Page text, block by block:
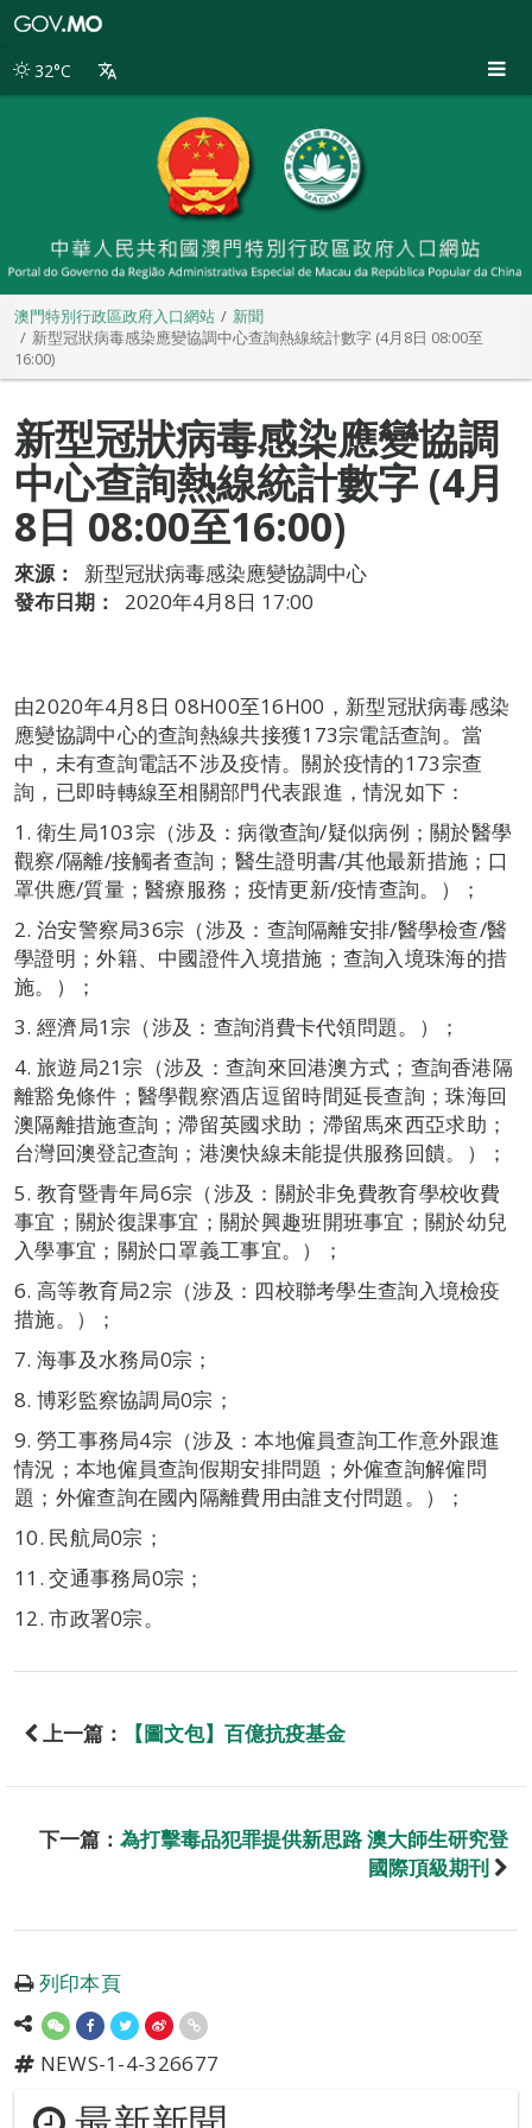
別
32°C
澳門特別行政區政府入口網站
新聞
新型冠狀病毒感染應變協調中心查詢熱線統計數字 (4月8日 08:00至
16:00)
新型冠狀病毒感染應變協調
中心查詢熱線統計數字 (4月
8日 08:00至16:00)
來源：
新型冠狀病毒感染應變協調中心
發布日期：
2020年4月8日 17:00
由2020年4月8日 08H00至16H00，新型冠狀病毒感染
應變協調中心的查詢熱線共接獲173宗電話查詢。當
中，未有查詢電話不涉及疫情。關於疫情的173宗查
詢，已即時轉線至相關部門代表跟進，情況如下：
1. 衛生局103宗（涉及：病徵查詢/疑似病例；關於醫學
觀察/隔離/接觸者查詢；醫生證明書/其他最新措施；口
罩供應/質量；醫療服務；疫情更新/疫情查詢。）；
2. 治安警察局36宗（涉及：查詢隔離安排/醫學檢查/醫
學證明；外籍、中國證件入境措施；查詢入境珠海的措
施。）；
3. 經濟局1宗（涉及：查詢消費卡代領問題。）；
4. 旅遊局21宗（涉及：查詢來回港澳方式；查詢香港隔
離豁免條件；醫學觀察酒店逗留時間延長查詢；珠海回
澳隔離措施查詢；滯留英國求助；滯留馬來西亞求助；
台灣回澳登記查詢；港澳快線未能提供服務回饋。）；
5. 教育暨青年局6宗（涉及：關於非免費教育學校收費
事宜；關於復課事宜；關於興趣班開班事宜；關於幼兒
入學事宜；關於口罩義工事宜。）；
6. 高等教育局2宗（涉及：四校聯考學生查詢入境檢疫
措施。）；
7. 海事及水務局0宗；
8. 博彩監察協調局0宗；
9. 勞工事務局4宗（涉及：本地僱員查詢工作意外跟進
情況；本地僱員查詢假期安排問題；外僱查詢解僱問
題；外僱查詢在國內隔離費用由誰支付問題。）；
10. 民航局0宗；
11. 交通事務局0宗；
12. 市政署0宗。
上一篇： 【圖文包】百億抗疫基金
下一篇： 為打擊毒品犯罪提供新思路 澳大師生研究登
國際頂級期刊
列印本頁
NEWS-1-4-326677